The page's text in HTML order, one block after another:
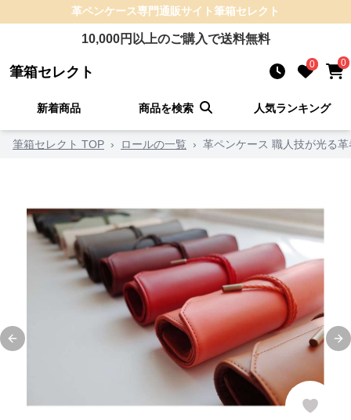
革ペンケース専門通販サイト筆箱セレクト
10,000円以上のご購入で送料無料
筆箱セレクト 0 0
新着商品 商品を検索 人気ランキング
筆箱セレクト TOP › ロールの一覧 › 革ペンケース 職人技が光る
Previous slide